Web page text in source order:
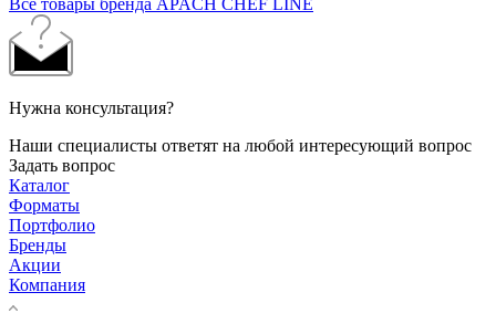
Нужна консультация?
Наши специалисты ответят на любой интересующий вопрос
Задать вопрос
Каталог
Форматы
Портфолио
Бренды
Акции
Компания